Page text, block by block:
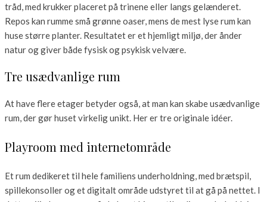
tråd, med krukker placeret på trinene eller langs gelænderet.
Repos kan rumme små grønne oaser, mens de mest lyse rum kan
huse større planter. Resultatet er et hjemligt miljø, der ånder
natur og giver både fysisk og psykisk velvære.
Tre usædvanlige rum
At have flere etager betyder også, at man kan skabe usædvanlige
rum, der gør huset virkelig unikt. Her er tre originale idéer.
Playroom med internetområde
Et rum dedikeret til hele familiens underholdning, med brætspil,
spillekonsoller og et digitalt område udstyret til at gå på nettet. I